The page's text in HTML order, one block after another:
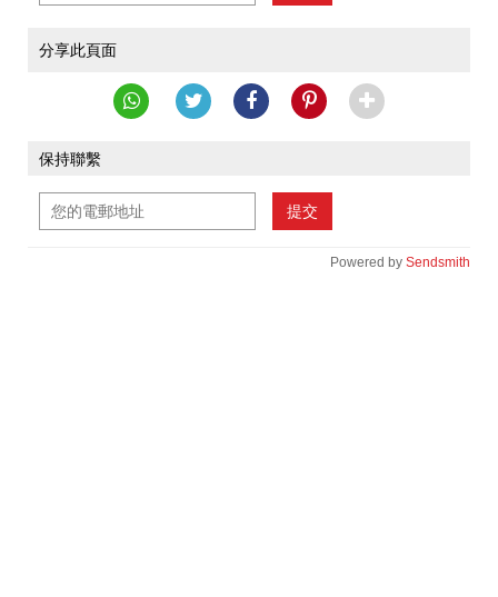
分享此頁面
保持聯繫
提交
Powered by Sendsmith